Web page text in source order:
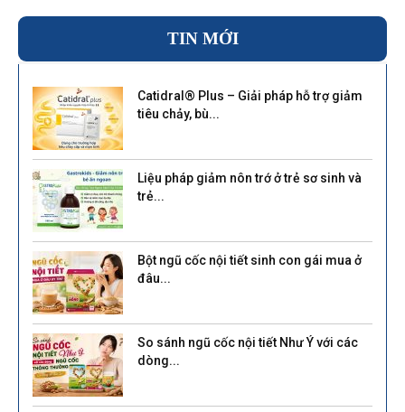
TIN MỚI
Catidral® Plus – Giải pháp hỗ trợ giảm
tiêu chảy, bù...
Liệu pháp giảm nôn trớ ở trẻ sơ sinh và
trẻ...
Bột ngũ cốc nội tiết sinh con gái mua ở
đâu...
So sánh ngũ cốc nội tiết Như Ý với các
dòng...